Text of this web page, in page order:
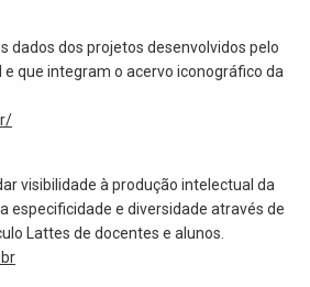
dados dos projetos desenvolvidos pelo
que integram o acervo iconográfico da
visibilidade à produção intelectual da
especificidade e diversidade através de
Lattes de docentes e alunos.